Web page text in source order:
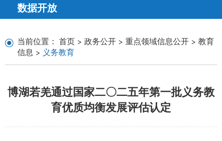
数据开放
当前位置： 首页 > 政务公开 > 重点领域信息公开 > 教育
信息 > 义务教育
博湖若羌通过国家二〇二五年第一批义务教
育优质均衡发展评估认定